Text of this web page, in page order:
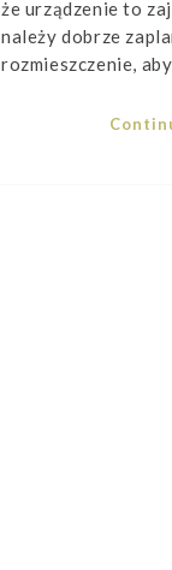
że urządzenie to
należy dobrze
rozmieszczenie,